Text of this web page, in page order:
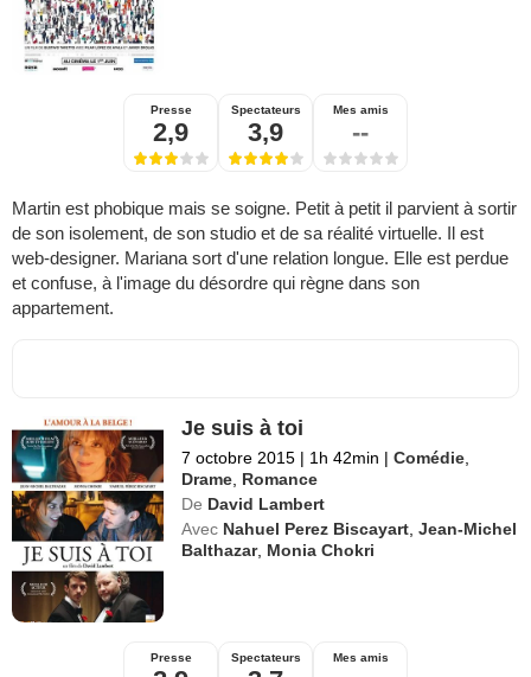
Presse
2,9
Spectateurs
3,9
Mes amis
--
Martin est phobique mais se soigne. Petit à petit il parvient à sortir
de son isolement, de son studio et de sa réalité virtuelle. Il est
web-designer. Mariana sort d'une relation longue. Elle est perdue
et confuse, à l'image du désordre qui règne dans son
appartement.
Je suis à toi
7 octobre 2015 | 1h 42min | Comédie
Drame Romance
De David Lambert
Avec Nahuel Perez Biscayart ,Jean-Michel
Balthazar, Monia Chokri
Presse Spectateurs Mes amis